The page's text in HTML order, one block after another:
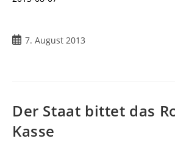
7. August 2013
Der Staat bittet das
Kasse